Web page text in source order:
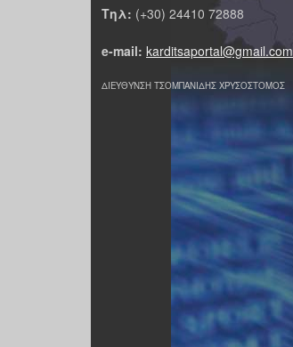
Τηλ: (+30) 24410 72888
e-mail: karditsaportal@gmail.com
ΔΙΕΥΘΥΝΣΗ ΤΣΟΜΠΑΝΙΔΗΣ ΧΡΥΣΟΣΤΟΜΟΣ